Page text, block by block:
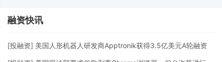
融资快讯
[投融资] 美国人形机器人研发商Apptronik获得3.5亿美元A轮融资